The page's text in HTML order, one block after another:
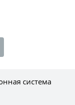
система